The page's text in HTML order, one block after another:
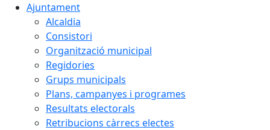
Ajuntament
Alcaldia
Consistori
Organització municipal
Regidories
Grups municipals
Plans, campanyes i programes
Resultats electorals
Retribucions càrrecs electes